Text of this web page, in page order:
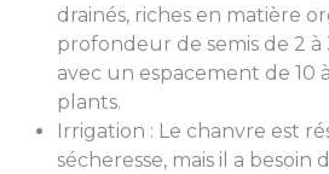
drainés, riches en matière
profondeur de semis de 2 à
avec un espacement de 10
plants.
Irrigation : Le chanvre est
sécheresse, mais il a besoin